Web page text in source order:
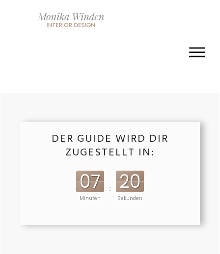
DER GUIDE WIRD DIR
ZUGESTELLT IN:
07
Minuten
: 19
Sekunden